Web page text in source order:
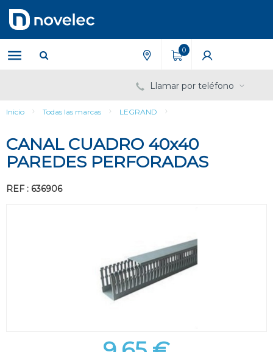
contenido
menú
de
navegación
0
Llamar por teléfono
Inicio Todas las marcas LEGRAND
CANAL CUADRO 40x40
PAREDES PERFORADAS
REF : 636906